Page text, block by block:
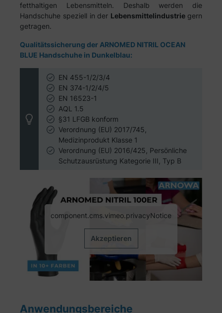
fetthaltigen Lebensmitteln. Deshalb werden die
Handschuhe speziell in der Lebensmittelindustrie gern
getragen.
Qualitätssicherung der ARNOMED NITRIL OCEAN
BLUE Handschuhe in Dunkelblau:
EN 455-1/2/3/4
EN 374-1/2/4/5
EN 16523-1
AQL 1.5
§31 LFGB konform
Verordnung (EU) 2017/745,
Medizinprodukt Klasse 1
Verordnung (EU) 2016/425, Persönliche
Schutzausrüstung Kategorie III, Typ B
component.cms.vimeo.privacyNotice
Akzeptieren
Anwendungsbereiche